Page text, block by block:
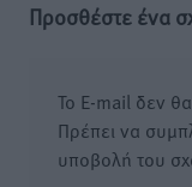
Προσθέστε ένα
Το E-mail δεν
Πρέπει να
υποβολή του